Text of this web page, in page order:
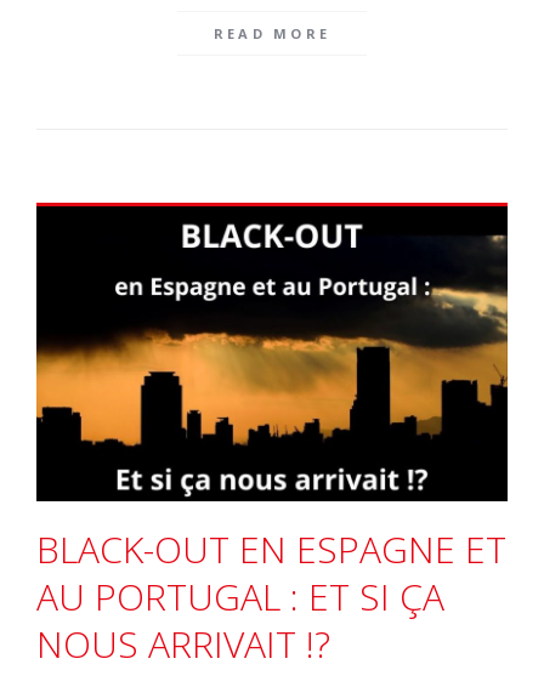
READ MORE
BLACK-OUT EN ESPAGNE ET
AU PORTUGAL : ET SI ÇA
NOUS ARRIVAIT !?